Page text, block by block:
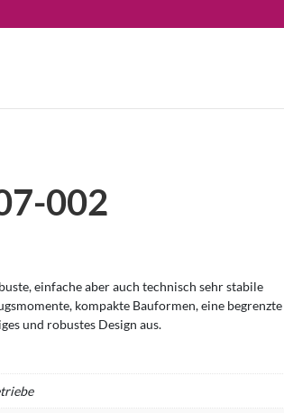
002
einfache aber auch technisch sehr stabile
kompakte Bauformen, eine begrenzte
und robustes Design aus.